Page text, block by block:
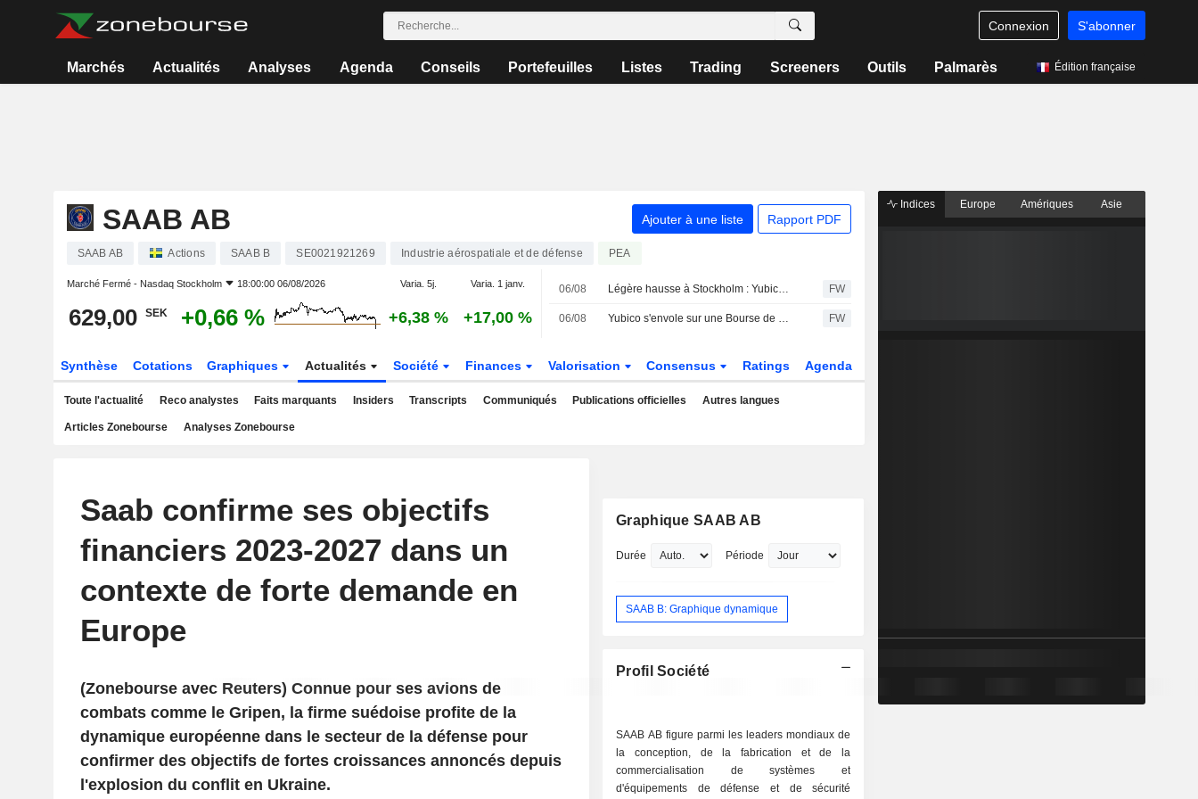
Connexion S'abonner
Marchés Actualités Analyses Agenda Conseils Portefeuilles Listes Trading Screeners Outils Palmarès Édition française
SAAB AB Ajouter à une liste Rapport PDF
SAAB AB Actions SAAB B SE0021921269 Industrie aérospatiale et de défense PEA
Marché Fermé - Nasdaq Stockholm 18:00:00 06/08/2026 Varia. 5j. Varia. 1 janv.
629,00 SEK +0,66 % +6,38 % +17,00 %
06/08 Légère hausse à Stockholm : Yubico s'envole après ses résultats FW
06/08 Yubico s'envole sur une Bourse de Stockholm indécise FW
Synthèse Cotations Graphiques Actualités Société Finances Valorisation Consensus Ratings Agenda
Toute l'actualité Reco analystes Faits marquants Insiders Transcripts Communiqués Publications officielles Autres langues
Articles Zonebourse Analyses Zonebourse
Saab confirme ses objectifs
financiers 2023-2027 dans un
contexte de forte demande en
Europe
(Zonebourse avec Reuters) Connue pour ses avions de
combats comme le Gripen, la firme suédoise profite de la
dynamique européenne dans le secteur de la défense pour
confirmer des objectifs de fortes croissances annoncés depuis
l'explosion du conflit en Ukraine.
Graphique SAAB AB
Durée Période
SAAB B: Graphique dynamique
Profil Société
SAAB AB figure parmi les leaders mondiaux de
la conception, de la fabrication et de la
commercialisation de systèmes et
d'équipements de défense et de sécurité
Indices Europe Amériques Asie